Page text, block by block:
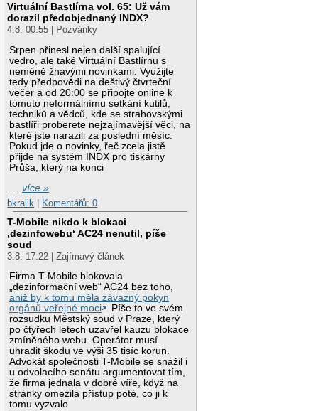
Virtuální Bastlírna vol. 65: Už vám
dorazil předobjednaný INDX?
4.8. 00:55 | Pozvánky
Srpen přinesl nejen další spalující
vedro, ale také Virtuální Bastlírnu s
neméně žhavými novinkami. Využijte
tedy předpovědi na deštivý čtvrteční
večer a od 20:00 se připojte online k
tomuto neformálnímu setkání kutilů,
techniků a vědců, kde se strahovskými
bastlíři proberete nejzajímavější věci, na
které jste narazili za poslední měsíc.
Pokud jde o novinky, řeč zcela jistě
přijde na systém INDX pro tiskárny
Průša, který na konci
…více »
bkralik
Komentářů: 0
T-Mobile nikdo k blokaci
‚dezinfowebu‘ AC24 nenutil, píše
soud
3.8. 17:22 | Zajímavý článek
Firma T-Mobile blokovala
„dezinformační web“ AC24 bez toho,
aniž by k tomu měla závazný pokyn
orgánů veřejné moci . Píše to ve svém
rozsudku Městský soud v Praze, který
po čtyřech letech uzavřel kauzu blokace
zmíněného webu. Operátor musí
uhradit škodu ve výši 35 tisíc korun.
Advokát společnosti T-Mobile se snažil i
u odvolacího senátu argumentovat tím,
že firma jednala v dobré víře, když na
stránky omezila přístup poté, co ji k
tomu vyzvalo